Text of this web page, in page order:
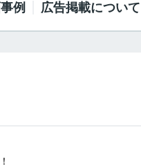
例 広告掲載について